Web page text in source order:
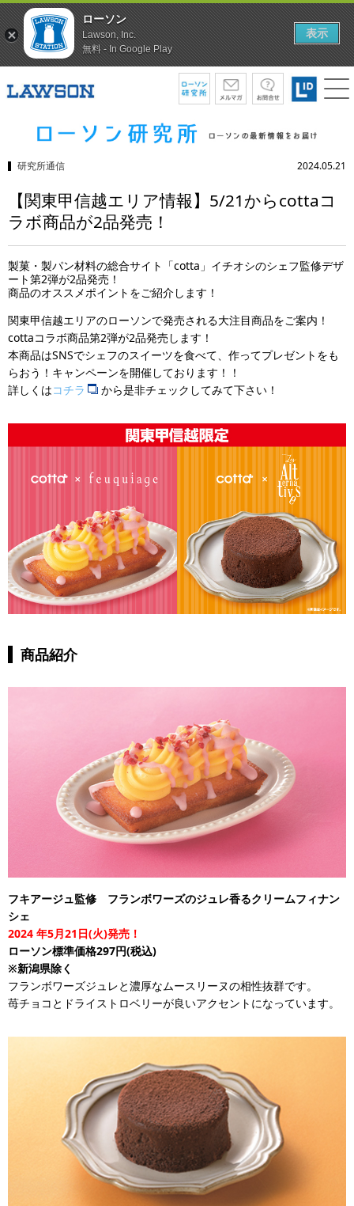
研究所通信 2024.05.21
【関東甲信越エリア情報】5/21からcottaコ
ラボ商品が2品発売！
製菓・製パン材料の総合サイト「cotta」イチオシのシェフ監修デザ
ート第2弾が2品発売！
商品のオススメポイントをご紹介します！
関東甲信越エリアのローソンで発売される大注目商品をご案内！
cottaコラボ商品第2弾が2品発売します！
本商品はSNSでシェフのスイーツを食べて、作ってプレゼントをも
らおう！キャンペーンを開催しております！！
詳しくはコチラ から是非チェックしてみて下さい！
商品紹介
フキアージュ監修 フランボワーズのジュレ香るクリームフィナン
シェ
2024 年5月21日(火)発売！
ローソン標準価格297円(税込)
※新潟県除く
フランボワーズジュレと濃厚なムースリーヌの相性抜群です。
苺チョコとドライストロベリーが良いアクセントになっています。
ローソン
Lawson, Inc.
無料 - In Google Play
表示